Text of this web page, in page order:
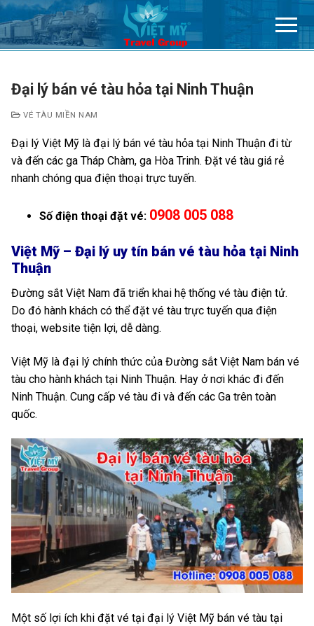
Chuyển
đến
nội
Đại lý bán vé tàu hỏa tại Ninh Thuận
VÉ TÀU MIỀN NAM
Đại lý Việt Mỹ là đại lý bán vé tàu hỏa tại Ninh Thuận đi từ
và đến các ga Tháp Chàm, ga Hòa Trinh. Đặt vé tàu giá rẻ
nhanh chóng qua điện thoại trực tuyến.
Số điện thoại đặt vé: 0908 005 088
Việt Mỹ – Đại lý uy tín bán vé tàu hỏa tại Ninh
Thuận
Đường sắt Việt Nam đã triển khai hệ thống vé tàu điện tử.
Do đó hành khách có thể đặt vé tàu trực tuyến qua điện
thoại, website tiện lợi, dễ dàng.
Việt Mỹ là đại lý chính thức của Đường sắt Việt Nam bán vé
tàu cho hành khách tại Ninh Thuận. Hay ở nơi khác đi đến
Ninh Thuận. Cung cấp vé tàu đi và đến các Ga trên toàn
quốc.
Một số lợi ích khi đặt vé tại đại lý Việt Mỹ bán vé tàu tại